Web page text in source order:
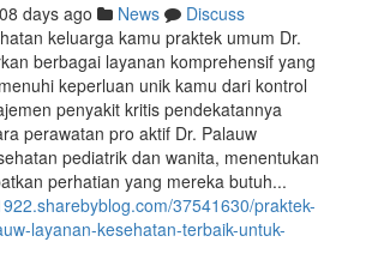
days ago News
Discuss
keluarga kamu praktek umum Dr.
berbagai layanan komprehensif yang
keperluan unik kamu dari kontrol
penyakit kritis pendekatannya
perawatan pro aktif Dr. Palauw
pediatrik dan wanita, menentukan
perhatian yang mereka butuh...
37541630/praktek-
layanan-kesehatan-terbaik-untuk-